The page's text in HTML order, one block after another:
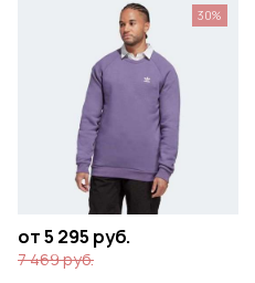
от 5 295 руб.
7 469 руб.
30%